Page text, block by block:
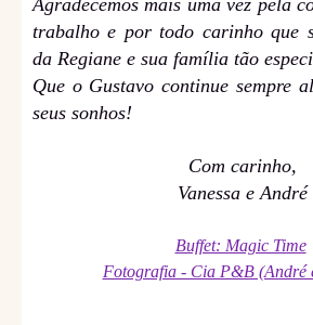
Agradecemos mais uma vez pela
trabalho e por todo carinho que
da Regiane e sua família tão
Que o Gustavo continue sempre
seus sonhos!
Com carinho,
Vanessa e André
Buffet: Magic Time
Fotografia - Cia P&B (André